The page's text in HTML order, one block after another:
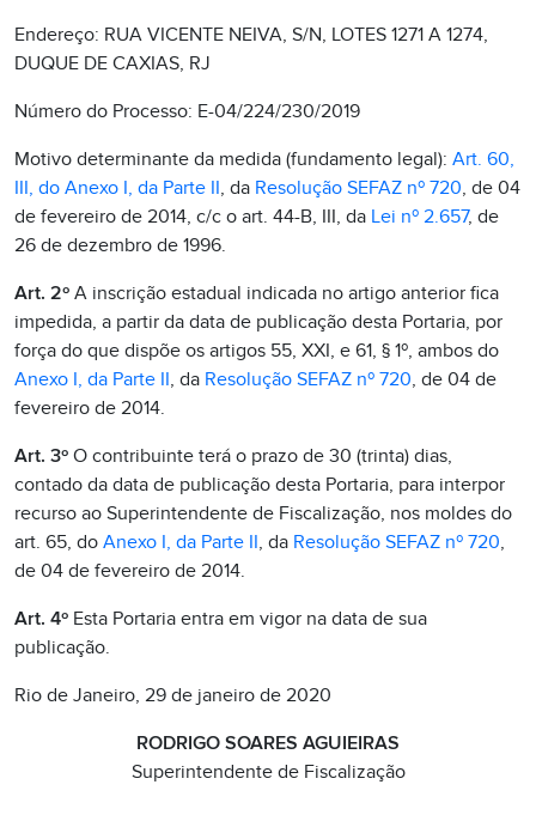
Endereço: RUA VICENTE NEIVA, S/N, LOTES 1271 A 1274,
DUQUE DE CAXIAS, RJ
Número do Processo: E-04/224/230/2019
Motivo determinante da medida (fundamento legal): Art. 60,
III, do Anexo I, da Parte II, da Resolução SEFAZ nº 720, de 04
de fevereiro de 2014, c/c o art. 44-B, III, da Lei nº 2.657, de
26 de dezembro de 1996.
Art. 2º A inscrição estadual indicada no artigo anterior fica
impedida, a partir da data de publicação desta Portaria, por
força do que dispõe os artigos 55, XXI, e 61, § 1º, ambos do
Anexo I, da Parte II, da Resolução SEFAZ nº 720, de 04 de
fevereiro de 2014.
Art. 3º O contribuinte terá o prazo de 30 (trinta) dias,
contado da data de publicação desta Portaria, para interpor
recurso ao Superintendente de Fiscalização, nos moldes do
art. 65, do Anexo I, da Parte II, da Resolução SEFAZ nº 720,
de 04 de fevereiro de 2014.
Art. 4º Esta Portaria entra em vigor na data de sua
publicação.
Rio de Janeiro, 29 de janeiro de 2020
RODRIGO SOARES AGUIEIRAS
Superintendente de Fiscalização